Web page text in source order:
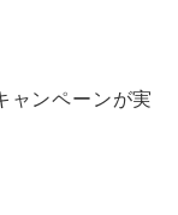
ンペーンが実